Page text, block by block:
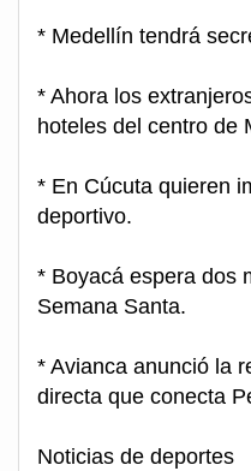
* Medellín tendrá
* Ahora los
hoteles del centro de
* En Cúcuta quieren
deportivo.
* Boyacá espera dos
Semana Santa.
* Avianca anunció la
directa que conecta
Noticias de deportes